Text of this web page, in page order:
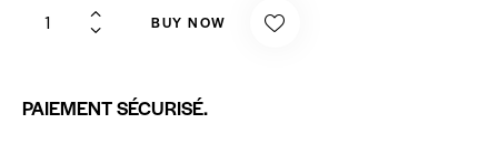
BUY NOW
PAIEMENT SÉCURISÉ.